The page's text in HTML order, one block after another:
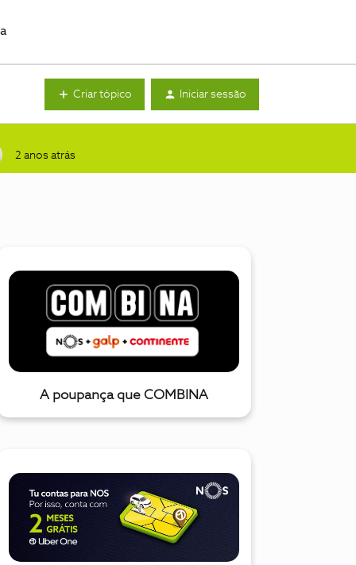
Criar tópico Iniciar sessão
2 anos atrás
A poupança que COMBINA